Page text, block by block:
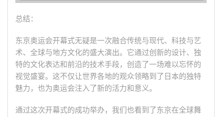
总结：
东京奥运会开幕式无疑是一次融合传统与现代、科技与艺
术、全球与地方文化的盛大演出。它通过创新的设计、独
特的文化表达和前沿的技术手段，创造了一场难以忘怀的
视觉盛宴。这不仅让世界各地的观众领略到了日本的独特
魅力，也为奥运会注入了新的活力和意义。
通过这次开幕式的成功举办，我们也看到了东京在全球舞